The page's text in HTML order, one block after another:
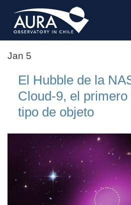
Jan 5
El Hubble de la
Cloud-9, el
tipo de objeto